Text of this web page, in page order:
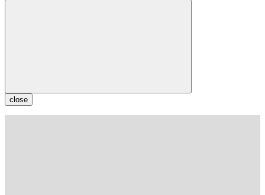
close